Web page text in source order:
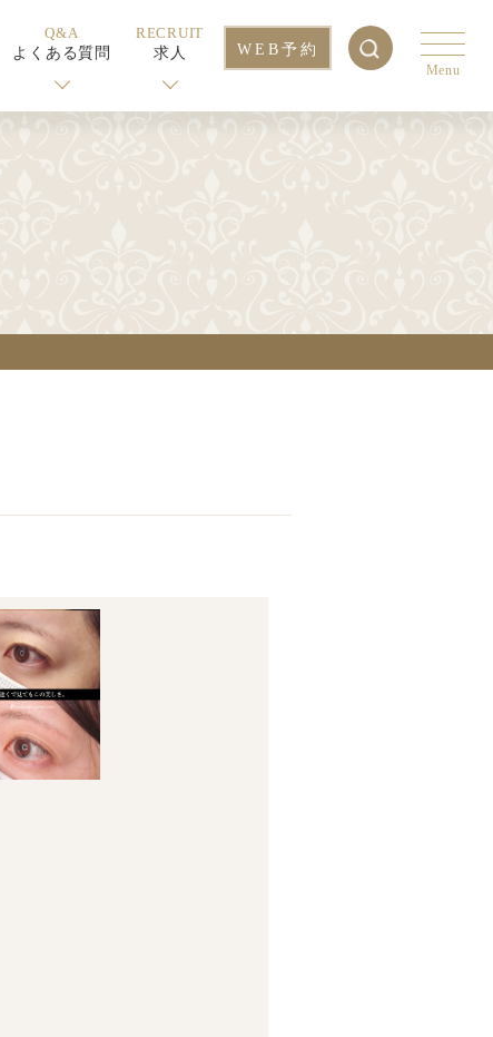
Q&A
よくある質問
RECRUIT
求人
WEB予約
Menu